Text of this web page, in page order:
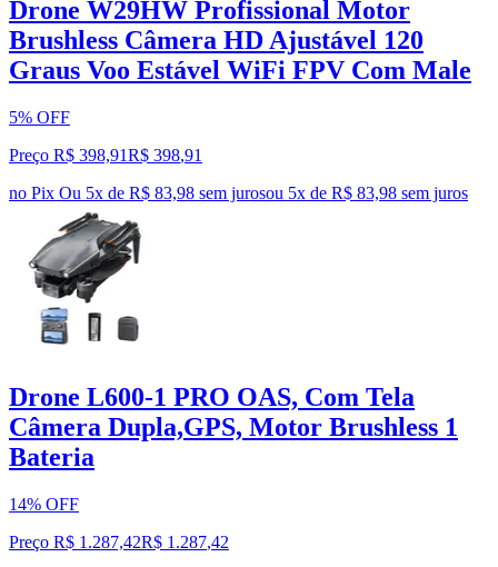
Drone W29HW Profissional Motor
Brushless Câmera HD Ajustável 120
Graus Voo Estável WiFi FPV Com Male
5% OFF
Preço R$ 398,91R$ 398,91
no Pix Ou 5x de R$ 83,98 sem jurosou 5x de R$ 83,98 sem juros
Drone L600-1 PRO OAS, Com Tela
Câmera Dupla,GPS, Motor Brushless 1
Bateria
14% OFF
Preço R$ 1.287,42R$ 1.287,42